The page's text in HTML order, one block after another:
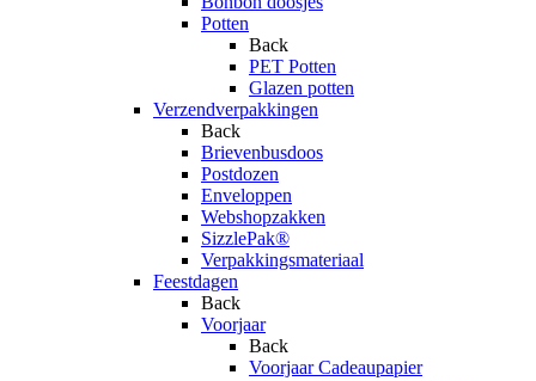
Potten
Back
PET Potten
Glazen potten
Verzendverpakkingen
Back
Brievenbusdoos
Postdozen
Enveloppen
Webshopzakken
SizzlePak®
Verpakkingsmateriaal
Feestdagen
Back
Voorjaar
Back
Voorjaar Cadeaupapier